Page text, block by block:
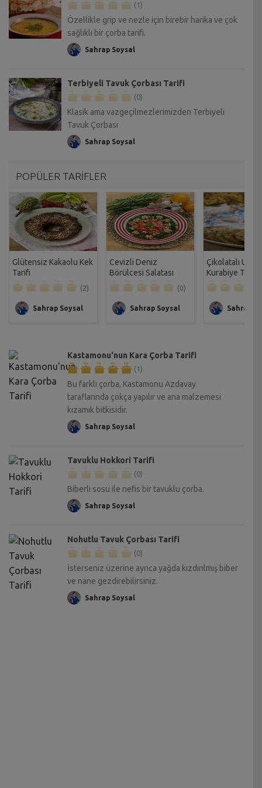
(1)
Özellikle grip ve nezle için birebir harika ve çok
sağlıklı bir çorba tarifi.
Sahrap Soysal
Terbiyeli Tavuk Çorbası Tarifi
(0)
Klasik ama vazgeçilmezlerimizden Terbiyeli
Tavuk Çorbası
Sahrap Soysal
POPÜLER TARİFLER
Glütensiz Kakaolu Kek
Tarifi
(2)
Sahrap Soysal
Cevizli Deniz
Börülcesi Salatası
Tarifi
(0)
Sahrap Soysal
Çikolatalı
Kurabiye Tarifi
Sahrap
Kastamonu'nun Kara Çorba Tarifi
(1)
Bu farklı çorba, Kastamonu Azdavay
taraflarında çokça yapılır ve ana malzemesi
kızamık bitkisidir.
Sahrap Soysal
Tavuklu Hokkori Tarifi
(0)
Biberli sosu ile nefis bir tavuklu çorba.
Sahrap Soysal
Nohutlu Tavuk Çorbası Tarifi
(0)
İsterseniz üzerine ayrıca yağda kızdırılmış biber
ve nane gezdirebilirsiniz.
Sahrap Soysal